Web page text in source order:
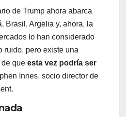
de Trump ahora abarca
Brasil, Argelia y, ahora, la
lo han considerado
ruido, pero existe una
que esta vez podría ser
Innes, socio director de